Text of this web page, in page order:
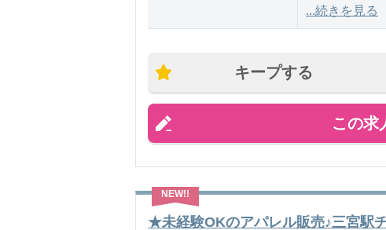
...続きを見る
キープする
この求
★未経験OKのアパレル販売♪三宮駅